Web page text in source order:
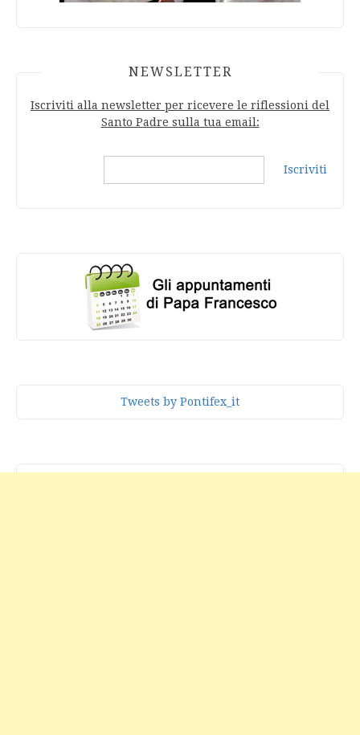
NEWSLETTER
Iscriviti alla newsletter per ricevere le riflessioni del
Santo Padre sulla tua email:
Iscriviti
Tweets by Pontifex_it